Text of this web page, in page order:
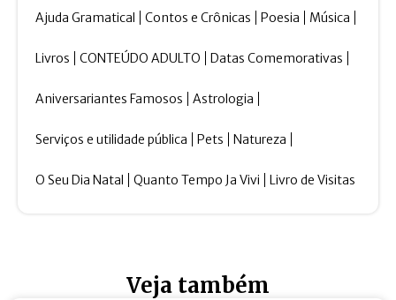
Ajuda Gramatical Contos e Crônicas Poesia Música
Livros CONTEÚDO ADULTO Datas Comemorativas
Aniversariantes Famosos Astrologia
Serviços e utilidade pública Pets Natureza
O Seu Dia Natal Quanto Tempo Ja Vivi Livro de Visitas
Veja também